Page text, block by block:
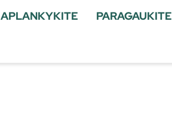
APLANKYKITE PARAGAUKITE